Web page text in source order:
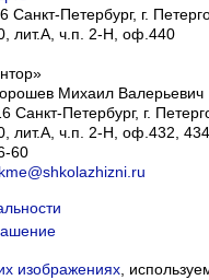
Санкт-Петербург, г.
лит.А, ч.п. 2-Н, оф.440
Михаил Валерьевич
Санкт-Петербург, г.
лит.А, ч.п. 2-Н, оф.432, 434
60
изображениях,